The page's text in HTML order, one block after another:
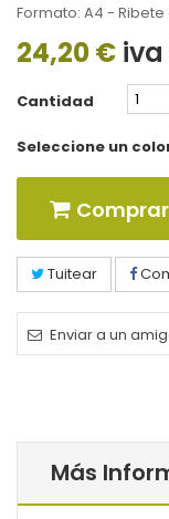
Formato: A4 -
24,20 €
Cantidad
Seleccione un
Comprar
Tuitear
Enviar a un
Más